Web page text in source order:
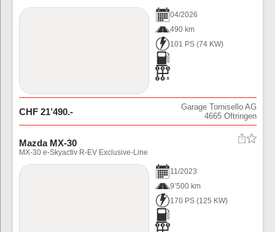
04/2026
490 km
101 PS (74 KW)
CHF 21’490.-
Garage Tornisello AG
4665 Oftringen
Mazda MX-30
MX-30 e-Skyactiv R-EV Exclusive-Line
11/2023
9’500 km
170 PS (125 KW)